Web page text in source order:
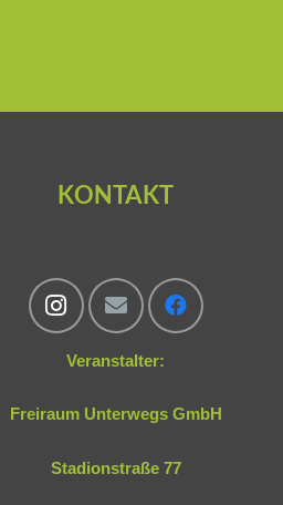
KONTAKT
Veranstalter:
Freiraum Unterwegs GmbH
Stadionstraße 77